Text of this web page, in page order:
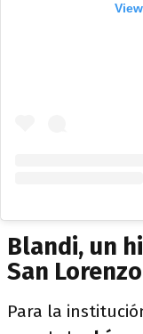
Blandi, un
San Lorenzo
Para la